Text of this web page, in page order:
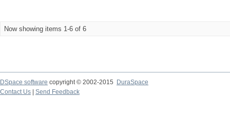
Now showing items 1-6 of 6
DSpace software copyright © 2002-2015
DuraSpace
Contact Us
Send Feedback